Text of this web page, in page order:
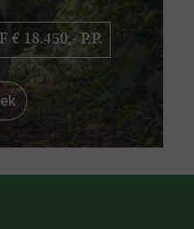
€ 18.450,- P.P.